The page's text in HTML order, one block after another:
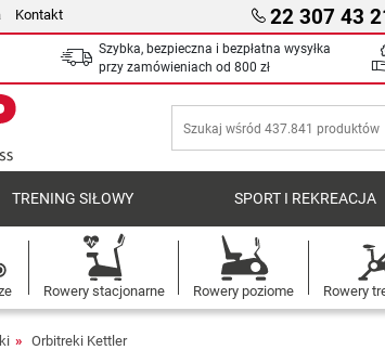
Kontakt 22 307 43
Szybka, bezpieczna i bezpłatna wysyłka
przy zamówieniach od 800 zł
TRENING SIŁOWY SPORT I REKREACJA
Rowery stacjonarne Rowery poziome Rowery
Orbitreki Kettler